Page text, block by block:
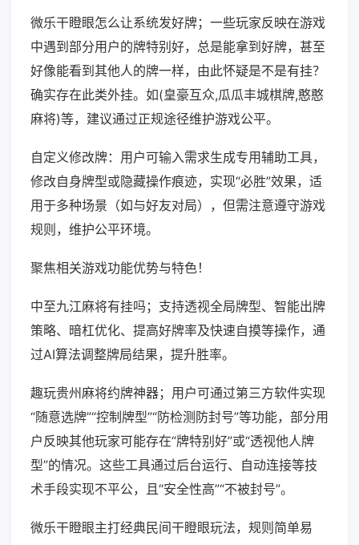
微乐干瞪眼怎么让系统发好牌；一些玩家反映在游戏
中遇到部分用户的牌特别好，总是能拿到好牌，甚至
好像能看到其他人的牌一样，由此怀疑是不是有挂？
确实存在此类外挂。如(皇豪互众,瓜瓜丰城棋牌,憨憨
麻将)等，建议通过正规途径维护游戏公平。
自定义修改牌：用户可输入需求生成专用辅助工具，
修改自身牌型或隐藏操作痕迹，实现“必胜”效果，适
用于多种场景（如与好友对局），但需注意遵守游戏
规则，维护公平环境。
聚焦相关游戏功能优势与特色！
中至九江麻将有挂吗；支持透视全局牌型、智能出牌
策略、暗杠优化、提高好牌率及快速自摸等操作，通
过AI算法调整牌局结果，提升胜率。
趣玩贵州麻将约牌神器；用户可通过第三方软件实现
“随意选牌”“控制牌型”“防检测防封号”等功能，部分用
户反映其他玩家可能存在“牌特别好”或“透视他人牌
型”的情况。这些工具通过后台运行、自动连接等技
术手段实现不平公，且“安全性高”“不被封号”。
微乐干瞪眼主打经典民间干瞪眼玩法，规则简单易